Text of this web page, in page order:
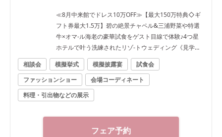
≪8月中来館でドレス10万OFF≫【最大150万特典◇ギ
フト券最大1.5万】碧の絶景チャペル&三浦野菜や特選
牛×オマ-ル海老の豪華試食をゲスト目線で体験♪4つ星
ホテルで叶う洗練されたリゾ-トウェディング《見学日
は逗子駅往復タクシー送迎有》
相談会 模擬挙式 模擬披露宴
試食会
ファッションショー
会場コーディネート
料理・引出物などの展示
フェア予約